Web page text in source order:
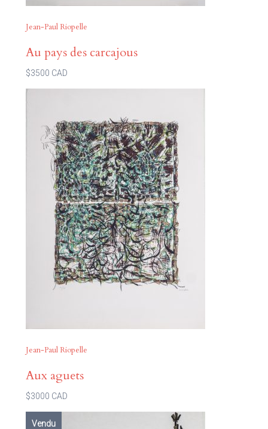
Jean-Paul Riopelle
Au pays des carcajous
$3500 CAD
Jean-Paul Riopelle
Aux aguets
$3000 CAD
Vendu